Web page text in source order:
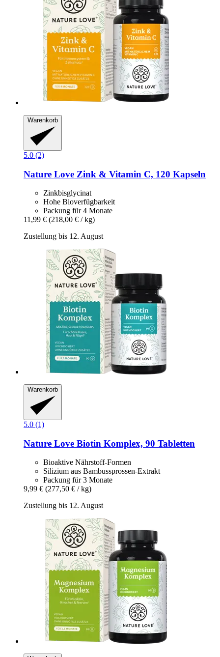
Warenkorb
5.0 (2)
Nature Love Zink & Vitamin C, 120 Kapseln
Zinkbisglycinat
Hohe Bioverfügbarkeit
Packung für 4 Monate
11,99 € (218,00 € / kg)
Zustellung bis 12. August
Warenkorb
5.0 (1)
Nature Love Biotin Komplex, 90 Tabletten
Bioaktive Nährstoff-Formen
Silizium aus Bambussprossen-Extrakt
Packung für 3 Monate
9,99 € (277,50 € / kg)
Zustellung bis 12. August